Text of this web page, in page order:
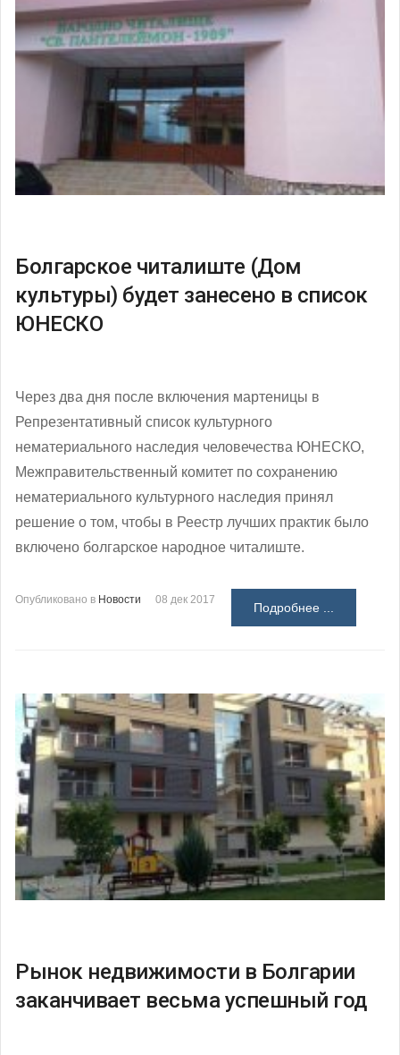
Болгарское читалиште (Дом
культуры) будет занесено в список
ЮНЕСКО
Через два дня после включения мартеницы в
Репрезентативный список культурного
нематериального наследия человечества ЮНЕСКО,
Межправительственный комитет по сохранению
нематериального культурного наследия принял
решение о том, чтобы в Реестр лучших практик было
включено болгарское народное читалиште.
Опубликовано в Новости 08 дек 2017
Подробнее ...
Рынок недвижимости в Болгарии
заканчивает весьма успешный год